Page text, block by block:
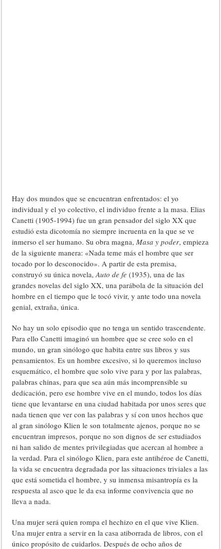
Hay dos mundos que se encuentran enfrentados: el yo
individual y el yo colectivo, el individuo frente a la masa. Elias
Canetti (1905-1994) fue un gran pensador del siglo XX que
estudió esta dicotomía no siempre incruenta en la que se ve
inmerso el ser humano. Su obra magna,Masa y poder, empieza
de la siguiente manera: «Nada teme más el hombre que ser
tocado por lo desconocido». A partir de esta premisa,
construyó su única novela,Auto de fe (1935), una de las
grandes novelas del siglo XX, una parábola de la situación del
hombre en el tiempo que le tocó vivir, y ante todo una novela
genial, extraña, única.
No hay un solo episodio que no tenga un sentido trascendente.
Para ello Canetti imaginó un hombre que se cree solo en el
mundo, un gran sinólogo que habita entre sus libros y sus
pensamientos. Es un hombre excesivo, si lo queremos incluso
esquemático, el hombre que solo vive para y por las palabras,
palabras chinas, para que sea aún más incomprensible su
dedicación, pero ese hombre vive en el mundo, todos los días
tiene que levantarse en una ciudad habitada por unos seres que
nada tienen que ver con las palabras y sí con unos hechos que
al gran sinólogo Klien le son totalmente ajenos, porque no se
encuentran impresos, porque no son dignos de ser estudiados
ni han salido de mentes privilegiadas que acercan al hombre a
la verdad. Para el sinólogo Klien, para este antihéroe de Canetti,
la vida se encuentra degradada por las situaciones triviales a las
que está sometida el hombre, y su inmensa misantropía es la
respuesta al asco que le da esa informe convivencia que no
lleva a nada.
Una mujer será quien rompa el hechizo en el que vive Klien.
Una mujer entra a servir en la casa atiborrada de libros, con el
único propósito de cuidarlos. Después de ocho años de